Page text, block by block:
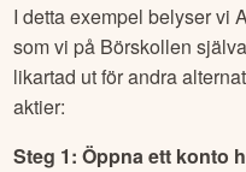
I detta exempel belyser vi
som vi på Börskollen
likartad ut för andra
aktier:
Steg 1: Öppna ett konto